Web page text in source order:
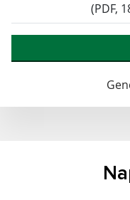
(PDF,